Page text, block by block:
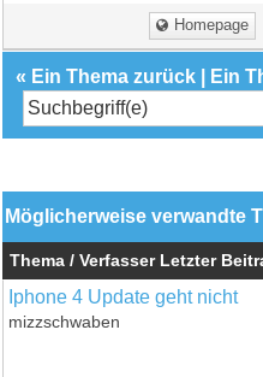
Homepage
« Ein Thema zurück Ein
Möglicherweise verwandte
Thema / Verfasser Letzter
Iphone 4 Update geht nicht
mizzschwaben